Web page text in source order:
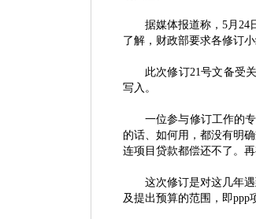
据媒体报道称， 5月24
了解，财政部要求各修订
此次修订21号文备受
写入。
一位参与修订工作的专
的话、如何用，都没有明
连项目贷款都偿还不了。
这次修订是对这几年
及提出预算的范围，即ppp